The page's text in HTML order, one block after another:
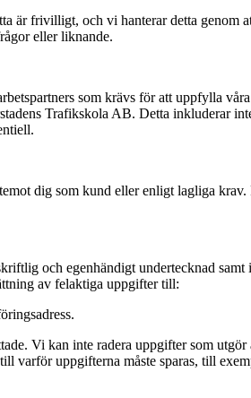
är frivilligt, och vi hanterar detta
eller liknande.
som krävs för att uppfylla
Trafikskola AB. Detta inkluderar
dig som kund eller enligt lagliga krav.
och egenhändigt undertecknad
av felaktiga uppgifter till:
Vi kan inte radera uppgifter som
varför uppgifterna måste sparas, till